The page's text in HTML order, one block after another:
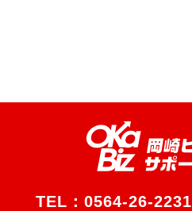
TEL： 0564-26-2231